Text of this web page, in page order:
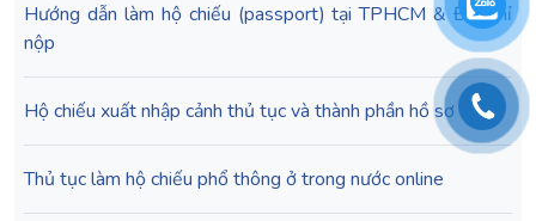
Hướng dẫn làm hộ chiếu (passport) tại TPHCM & Địa chỉ
nộp
Hộ chiếu xuất nhập cảnh thủ tục và thành phần hồ sơ
Thủ tục làm hộ chiếu phổ thông ở trong nước online